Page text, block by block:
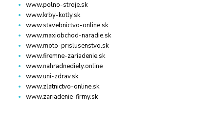
www.polno-stroje.sk
www.krby-kotly.sk
www.stavebnictvo-online.sk
www.maxiobchod-naradie.sk
www.moto-prislusenstvo.sk
www.firemne-zariadenie.sk
www.nahradnediely.online
www.uni-zdrav.sk
www.zlatnictvo-online.sk
www.zariadenie-firmy.sk